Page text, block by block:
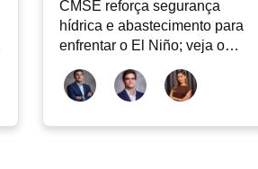
CMSE reforça segurança
hídrica e abastecimento para
enfrentar o El Niño; veja o
Radar Energia XP | Agosto